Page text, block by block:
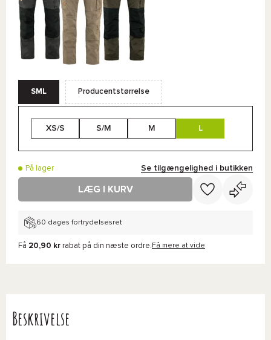
SML Producentstørrelse
XS/S S/M M L
På lager Se tilgængelighed i butikken
LÆG I KURV
60 dages fortrydelsesret
Få 20,90 kr rabat på din næste ordre. Få mere at vide
Beskrivelse